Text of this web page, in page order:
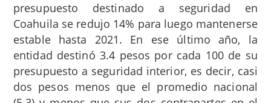
presupuesto destinado a seguridad en
Coahuila se redujo 14% para luego mantenerse
estable hasta 2021. En ese último año, la
entidad destinó 3.4 pesos por cada 100 de su
presupuesto a seguridad interior, es decir, casi
dos pesos menos que el promedio nacional